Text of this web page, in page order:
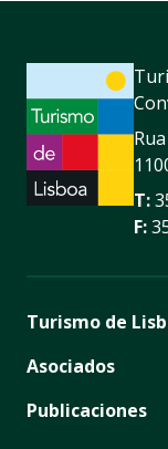
T:
F:
Turismo de
Asociados
Publicaciones